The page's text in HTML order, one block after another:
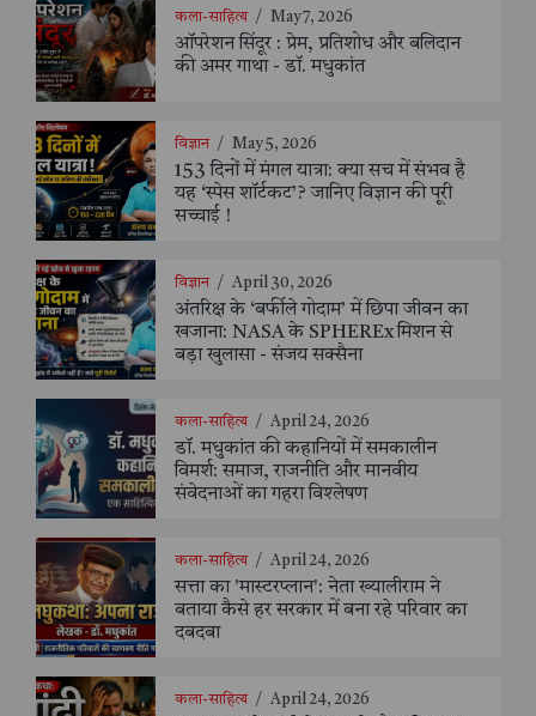
कला-साहित्य / May 7, 2026
ऑपरेशन सिंदूर : प्रेम, प्रतिशोध और बलिदान
की अमर गाथा - डॉ. मधुकांत
विज्ञान / May 5, 2026
153 दिनों में मंगल यात्रा: क्या सच में संभव है
यह ‘स्पेस शॉर्टकट’? जानिए विज्ञान की पूरी
सच्चाई !
विज्ञान / April 30, 2026
अंतरिक्ष के ‘बर्फीले गोदाम’ में छिपा जीवन का
खजाना: NASA के SPHEREx मिशन से
बड़ा खुलासा - संजय सक्सैना
कला-साहित्य / April 24, 2026
डॉ. मधुकांत की कहानियों में समकालीन
विमर्श: समाज, राजनीति और मानवीय
संवेदनाओं का गहरा विश्लेषण
कला-साहित्य / April 24, 2026
सत्ता का 'मास्टरप्लान': नेता ख्यालीराम ने
बताया कैसे हर सरकार में बना रहे परिवार का
दबदबा
कला-साहित्य / April 24, 2026